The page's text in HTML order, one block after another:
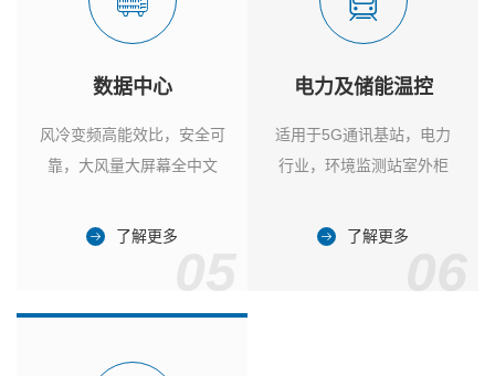
数据中心
风冷变频高能效比，安全可
靠，大风量大屏幕全中文
了解更多
电力及储能温控
适用于5G通讯基站，电力
行业，环境监测站室外柜
了解更多